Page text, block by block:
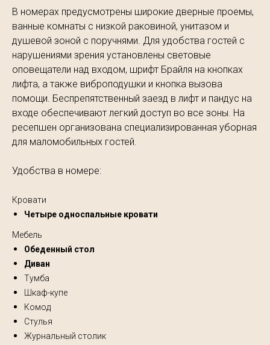
В номерах предусмотрены широкие дверные проемы,
ванные комнаты с низкой раковиной, унитазом и
душевой зоной с поручнями. Для удобства гостей с
нарушениями зрения установлены световые
оповещатели над входом, шрифт Брайля на кнопках
лифта, а также виброподушки и кнопка вызова
помощи. Беспрепятственный заезд в лифт и пандус на
входе обеспечивают легкий доступ во все зоны. На
ресепшен организована специализированная уборная
для маломобильных гостей.
Удобства в номере:
Кровати
Четыре односпальные кровати
Мебель
Обеденный стол
Диван
Тумба
Шкаф-купе
Комод
Стулья
Журнальный столик